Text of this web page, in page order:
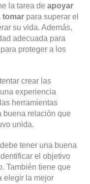
la tarea de apoyar
tomar para superar el
su vida. Además,
adecuada para
proteger a los
crear las
experiencia
herramientas
buena relación que
unida.
tener una buena
el objetivo
También tiene que
elegir la mejor